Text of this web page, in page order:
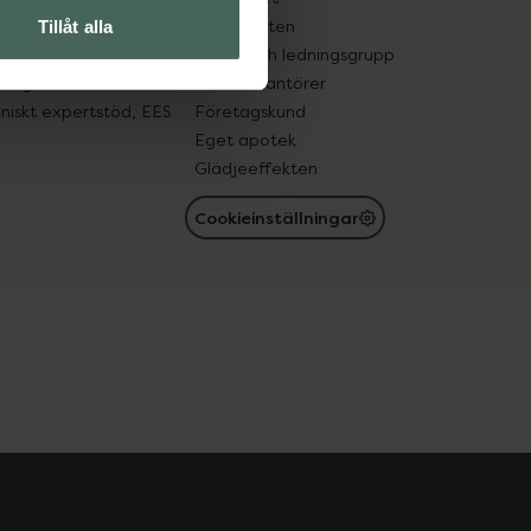
Tillåt alla
in gammal medicin
expertstöd, EES
Samarbeten
Ägare och ledningsgrupp
För leverantörer
Företagskund
Eget apotek
Glädjeeffekten
Cookieinställningar